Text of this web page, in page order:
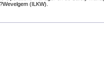
(ILKW).